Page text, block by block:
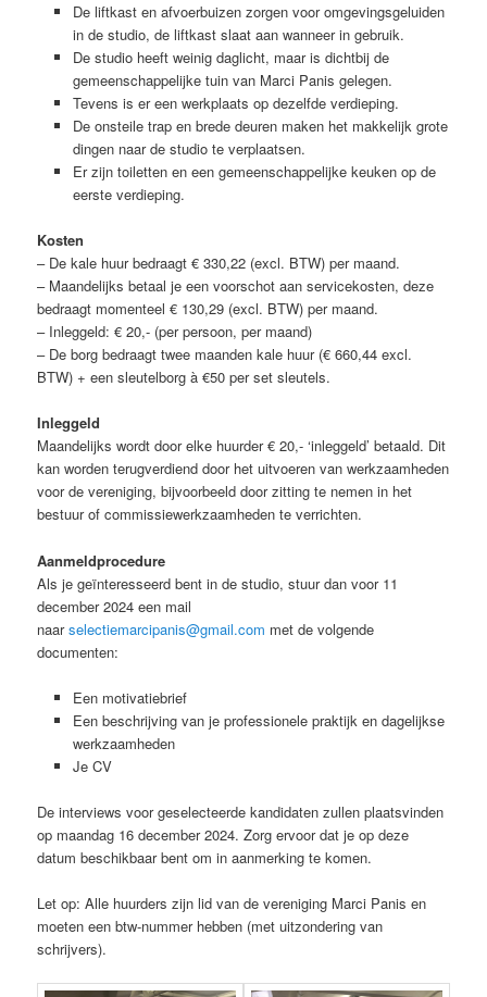
De liftkast en afvoerbuizen zorgen voor omgevingsgeluiden
in de studio, de liftkast slaat aan wanneer in gebruik.
De studio heeft weinig daglicht, maar is dichtbij de
gemeenschappelijke tuin van Marci Panis gelegen.
Tevens is er een werkplaats op dezelfde verdieping.
De onsteile trap en brede deuren maken het makkelijk grote
dingen naar de studio te verplaatsen.
Er zijn toiletten en een gemeenschappelijke keuken op de
eerste verdieping.
Kosten
– De kale huur bedraagt € 330,22 (excl. BTW) per maand.
– Maandelijks betaal je een voorschot aan servicekosten, deze
bedraagt momenteel € 130,29 (excl. BTW) per maand.
– Inleggeld: € 20,- (per persoon, per maand)
– De borg bedraagt twee maanden kale huur (€ 660,44 excl.
BTW) + een sleutelborg à €50 per set sleutels.
Inleggeld
Maandelijks wordt door elke huurder € 20,- ‘inleggeld’ betaald. Dit
kan worden terugverdiend door het uitvoeren van werkzaamheden
voor de vereniging, bijvoorbeeld door zitting te nemen in het
bestuur of commissiewerkzaamheden te verrichten.
Aanmeldprocedure
Als je geïnteresseerd bent in de studio, stuur dan voor 11
december 2024 een mail
naarselectiemarcipanis@gmail.com met de volgende
documenten:
Een motivatiebrief
Een beschrijving van je professionele praktijk en dagelijkse
werkzaamheden
Je CV
De interviews voor geselecteerde kandidaten zullen plaatsvinden
op maandag 16 december 2024. Zorg ervoor dat je op deze
datum beschikbaar bent om in aanmerking te komen.
Let op: Alle huurders zijn lid van de vereniging Marci Panis en
moeten een btw-nummer hebben (met uitzondering van
schrijvers).